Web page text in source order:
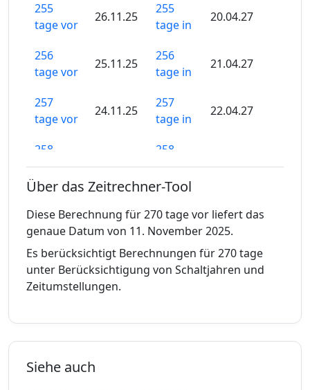
255
tage vor
26.11.25
255
tage in
20.04.27
256
tage vor
25.11.25
256
tage in
21.04.27
257
tage vor
24.11.25
257
tage in
22.04.27
258
tage vor
258
tage in
259
tage vor
259
tage in
tage vor
21.11.25
tage in
25.04.27
261
262
19.11.25
262
27.04.27
Über das Zeitrechner-Tool
Diese Berechnung für 270 tage vor liefert das
genaue Datum von 11. November 2025.
Es berücksichtigt Berechnungen für 270 tage
unter Berücksichtigung von Schaltjahren und
Zeitumstellungen.
Siehe auch